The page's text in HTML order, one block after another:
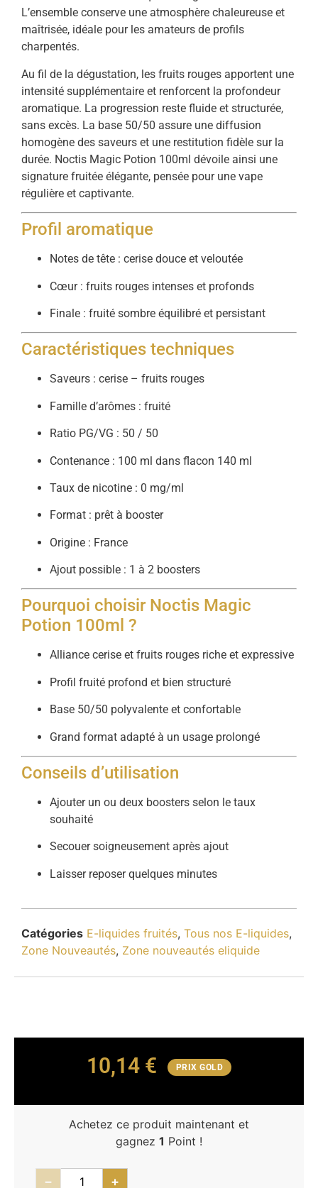
L’ensemble conserve une atmosphère chaleureuse et
maîtrisée, idéale pour les amateurs de profils
charpentés.
Au fil de la dégustation, les fruits rouges apportent une
intensité supplémentaire et renforcent la profondeur
aromatique. La progression reste fluide et structurée,
sans excès. La base 50/50 assure une diffusion
homogène des saveurs et une restitution fidèle sur la
durée. Noctis Magic Potion 100ml dévoile ainsi une
signature fruitée élégante, pensée pour une vape
régulière et captivante.
Profil aromatique
Notes de tête : cerise douce et veloutée
Cœur : fruits rouges intenses et profonds
Finale : fruité sombre équilibré et persistant
Caractéristiques techniques
Saveurs : cerise – fruits rouges
Famille d’arômes : fruité
Ratio PG/VG : 50 / 50
Contenance : 100 ml dans flacon 140 ml
Taux de nicotine : 0 mg/ml
Format : prêt à booster
Origine : France
Ajout possible : 1 à 2 boosters
Pourquoi choisir Noctis Magic
Potion 100ml ?
Alliance cerise et fruits rouges riche et expressive
Profil fruité profond et bien structuré
Base 50/50 polyvalente et confortable
Grand format adapté à un usage prolongé
Conseils d’utilisation
Ajouter un ou deux boosters selon le taux
souhaité
Secouer soigneusement après ajout
Laisser reposer quelques minutes
Catégories E-liquides fruités, Tous nos E-liquides,
Zone Nouveautés, Zone nouveautés eliquide
10,14 € PRIX GOLD
Achetez ce produit maintenant et
gagnez 1 Point !
− +